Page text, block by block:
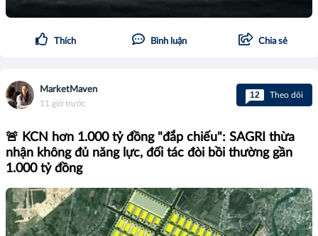
Thích Bình luận Chia sẻ
MarketMaven
11 giờ trước
12 Theo dõi
🚨 KCN hơn 1.000 tỷ đồng "đắp chiếu": SAGRI thừa
nhận không đủ năng lực, đối tác đòi bồi thường gần
1.000 tỷ đồng